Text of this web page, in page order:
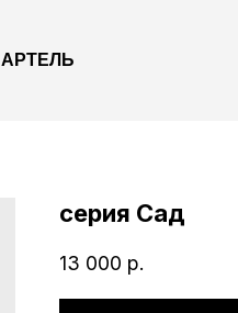
АРТЕЛЬ
серия Сад
13 000 р.